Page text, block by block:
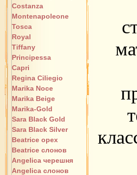
Costanza
Montenapoleone
Tosca
Royal
Tiffany
Principessa
Capri
Regina Ciliegio
Marika Noce
Marika Beige
Marika-Gold
Sara Black Gold
Sara Black Silver
Beatrice орех
Beatrice слонов
Angelica черешня
Angelica слонов